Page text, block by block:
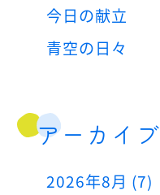
今日の献立
青空の日々
アーカイブ
2026年8月 (7)